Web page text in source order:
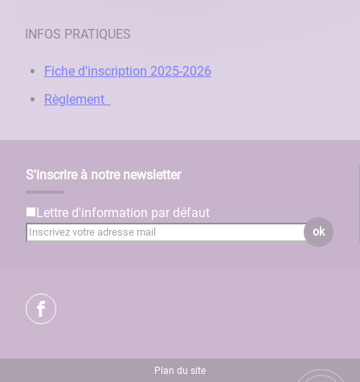
INFOS PRATIQUES
Fiche d'inscription 2025-2026
Règlement
S'inscrire à notre newsletter
Lettre d'information par défaut
ok
Plan du site